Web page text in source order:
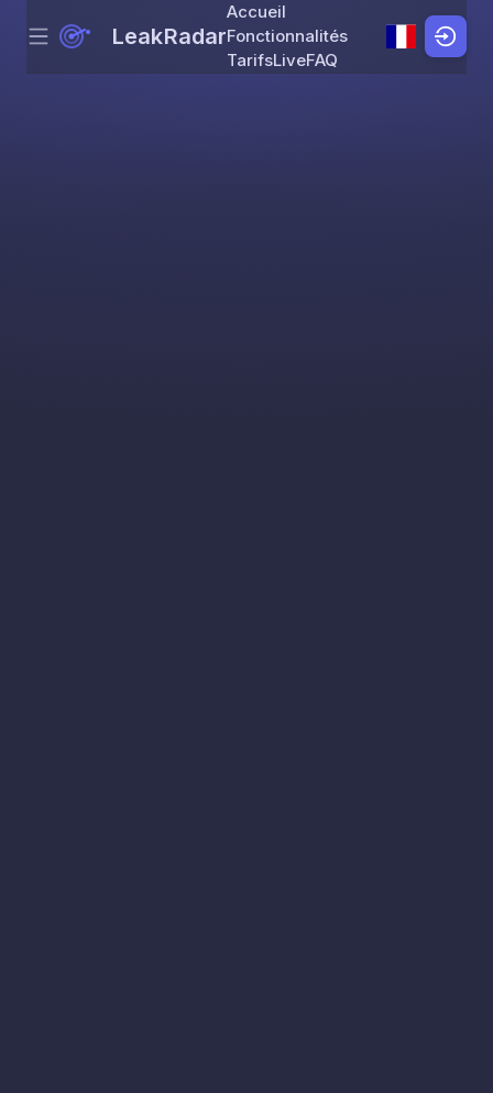
Skip to content
Menu LeakRadar
Accueil
Fonctionnalités
TarifsLiveFAQ